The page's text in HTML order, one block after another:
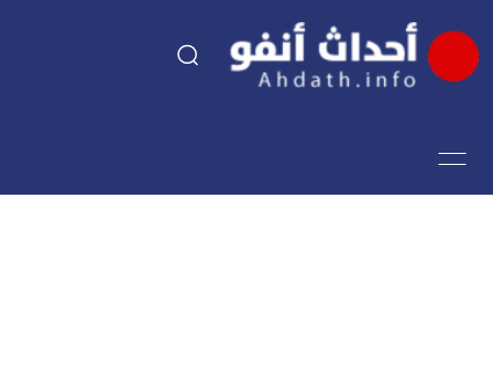
اقتصاد